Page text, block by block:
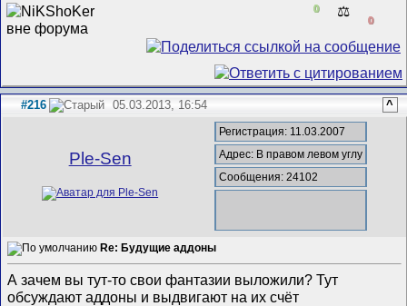
0 ⚖️
0
#216 05.03.2013, 16:54 ^
Ple-Sen
Регистрация: 11.03.2007
Адрес: В правом левом углу
Сообщения: 24102
Re: Будущие аддоны
А зачем вы тут-то свои фантазии выложили? Тут
обсуждают аддоны и выдвигают на их счёт